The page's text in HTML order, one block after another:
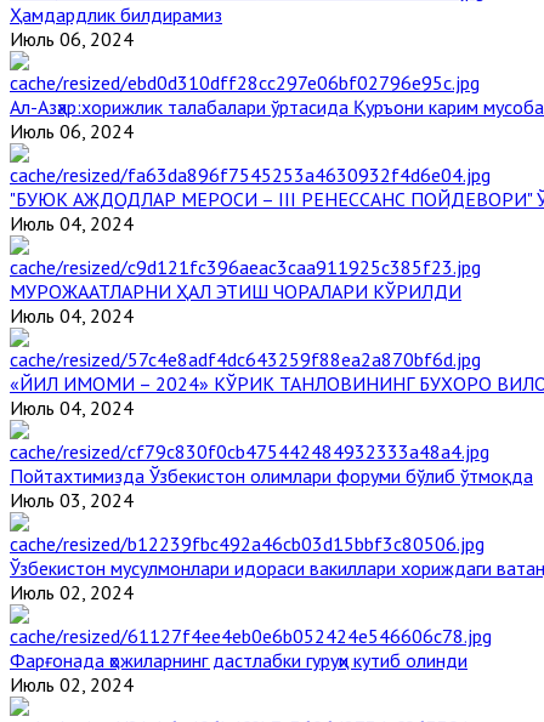
Ҳамдардлик билдирамиз
Июль 06, 2024
Aл-Aзҳар:хорижлик талабалари ўртасида Қуръони карим
Июль 06, 2024
"БУЮК АЖДОДЛАР МЕРОСИ – III РЕНЕССАНС
Июль 04, 2024
МУРОЖААТЛАРНИ ҲАЛ ЭТИШ ЧОРАЛАРИ КЎРИЛДИ
Июль 04, 2024
«ЙИЛ ИМОМИ – 2024» КЎРИК ТАНЛОВИНИНГ БУХОРО
Июль 04, 2024
Пойтахтимизда Ўзбекистон олимлари форуми бўлиб ўтмоқда
Июль 03, 2024
Ўзбекистон мусулмонлари идораси вакиллари хориждаги
Июль 02, 2024
Фарғонада ҳожиларнинг дастлабки гуруҳи кутиб олинди
Июль 02, 2024